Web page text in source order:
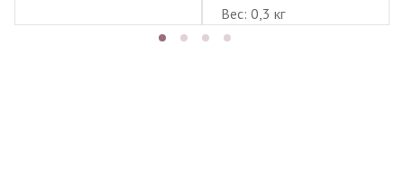
Вес: 0,3 кг